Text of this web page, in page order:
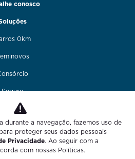
conosco
0km
Seguro
e pintura
conosco
durante a navegação, fazemos uso de
proteger seus dados pessoais
Privacidade. Ao seguir com a
com nossas Políticas.